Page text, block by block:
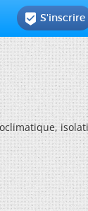
 S'inscrire